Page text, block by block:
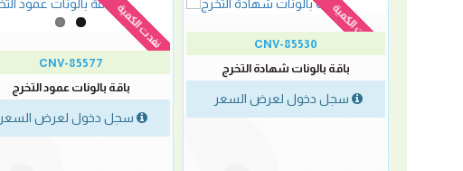
نفدت الكمية
CNV-85530
باقة بالونات شهادة التخرج
سجل دخول لعرض السعر
نفدت الكمية
CNV-85577
باقة بالونات عمود التخرج
سجل دخول لعرض السعر